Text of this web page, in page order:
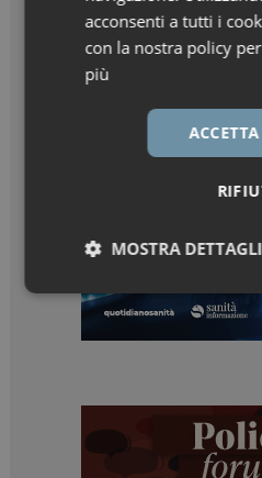
acconsenti a tutti i
con la nostra policy
più
MOSTRA DETTAGLI
Necessari
Necessari